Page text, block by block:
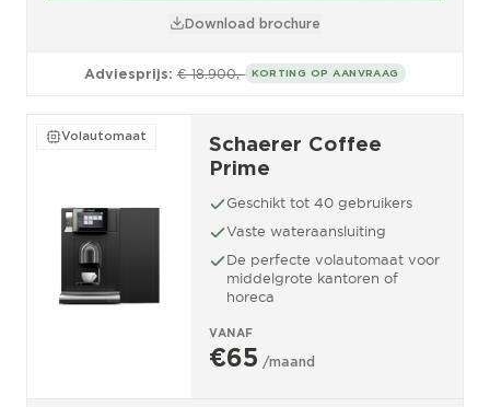
Download brochure
Adviesprijs: € 18.900,- KORTING OP AANVRAAG
Volautomaat
Schaerer Coffee
Prime
Geschikt tot 40 gebruikers
Vaste wateraansluiting
De perfecte volautomaat voor
middelgrote kantoren of
horeca
VANAF
€65 /maand